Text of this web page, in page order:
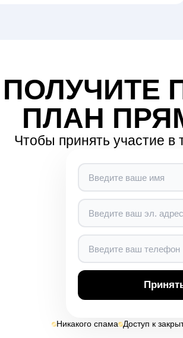
ПОЛУЧИТЕ
ПЛАН
Чтобы принять участие в
Никакого спама Доступ к